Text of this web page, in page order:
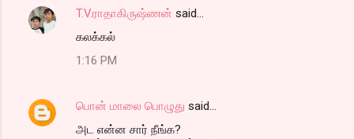
T.V.ராதாகிருஷ்ணன் said…
கலக்கல்
1:16 PM
பொன் மாலை பொழுது said…
அட என்ன சார் நீங்க?